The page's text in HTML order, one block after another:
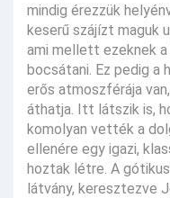
mindig érezzük
keserű szájízt maguk
ami mellett ezeknek a
bocsátani. Ez pedig a
erős atmoszférája
áthatja. Itt látszik is,
komolyan vették a
ellenére egy igazi,
hoztak létre. A
látvány, keresztezve